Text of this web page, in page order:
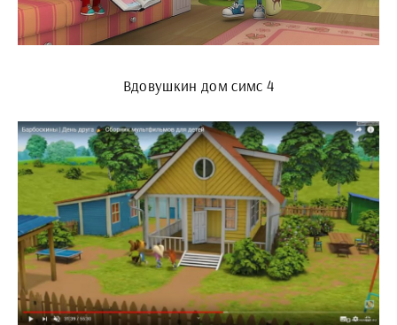
Вдовушкин дом симс 4